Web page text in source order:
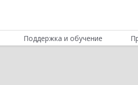
Поддержка и обучение